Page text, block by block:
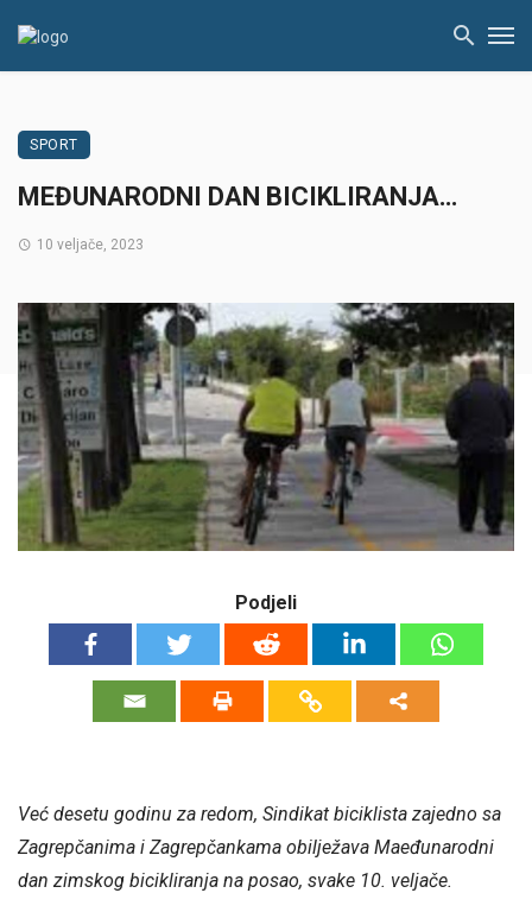
SPORT
MEĐUNARODNI DAN BICIKLIRANJA…
10 veljače, 2023
Podjeli
Već desetu godinu za redom, Sindikat biciklista zajedno sa
Zagrepčanima i Zagrepčankama obilježava Maeđunarodni
dan zimskog bicikliranja na posao, svake 10. veljače.